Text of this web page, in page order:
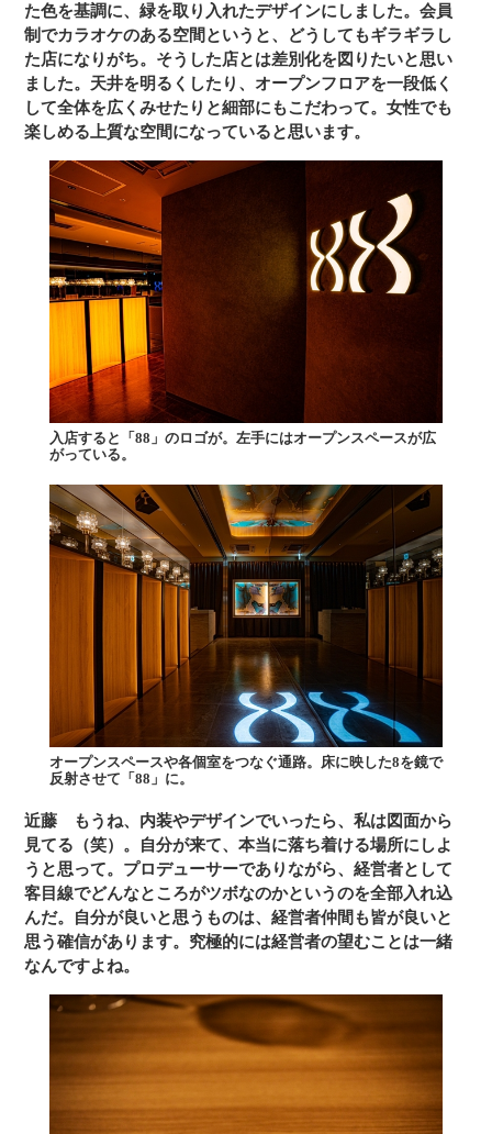
た色を基調に、緑を取り入れたデザインにしました。会員
制でカラオケのある空間というと、どうしてもギラギラし
た店になりがち。そうした店とは差別化を図りたいと思い
ました。天井を明るくしたり、オープンフロアを一段低く
して全体を広くみせたりと細部にもこだわって。女性でも
楽しめる上質な空間になっていると思います。
入店すると「88」のロゴが。左手にはオープンスペースが広
がっている。
オープンスペースや各個室をつなぐ通路。床に映した8を鏡で
反射させて「88」に。
近藤 もうね、内装やデザインでいったら、私は図面から
見てる（笑）。自分が来て、本当に落ち着ける場所にしよ
うと思って。プロデューサーでありながら、経営者として
客目線でどんなところがツボなのかというのを全部入れ込
んだ。自分が良いと思うものは、経営者仲間も皆が良いと
思う確信があります。究極的には経営者の望むことは一緒
なんですよね。